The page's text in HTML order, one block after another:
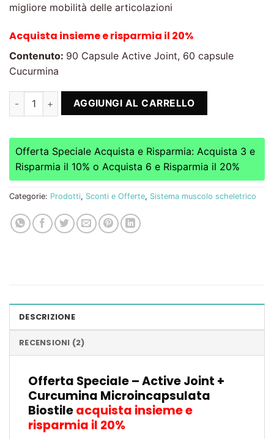
migliore mobilità delle articolazioni
Acquista insieme e risparmia il 20%
Contenuto: 90 Capsule Active Joint, 60 capsule
Cucurmina
Active Joint + Curcumin -20% quantità
AGGIUNGI AL CARRELLO
Offerta Speciale Acquista e Risparmia: Acquista 3 e
Risparmia il 10% o Acquista 6 e Risparmia il 20%
Categorie: Prodotti, Sconti e Offerte, Sistema muscolo scheletrico
DESCRIZIONE
RECENSIONI (2)
Offerta Speciale – Active Joint +
Curcumina Microincapsulata
Biostileacquista insieme e
risparmia il 20%